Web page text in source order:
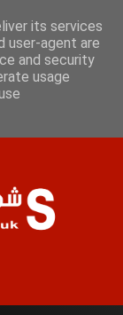
الصفحات
its services
user-agent are
and security
usage